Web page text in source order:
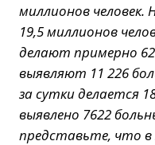
миллионов
19,5 миллионов
делают примерно
выявляют 11 226
за сутки делается
выявлено 7622
представьте, что в